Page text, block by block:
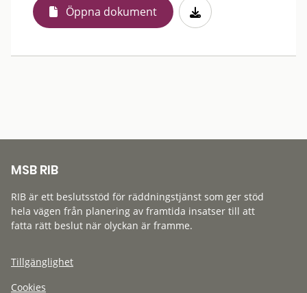
Öppna dokument
MSB RIB
RIB är ett beslutsstöd för räddningstjänst som ger stöd
hela vägen från planering av framtida insatser till att
fatta rätt beslut när olyckan är framme.
Tillgänglighet
Cookies